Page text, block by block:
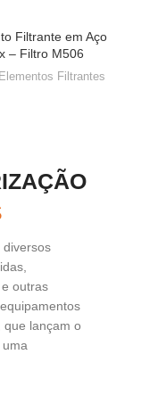
Filtrante em Aço
– Filtro M506
Elementos Filtrantes
diversos
outras
lançam o